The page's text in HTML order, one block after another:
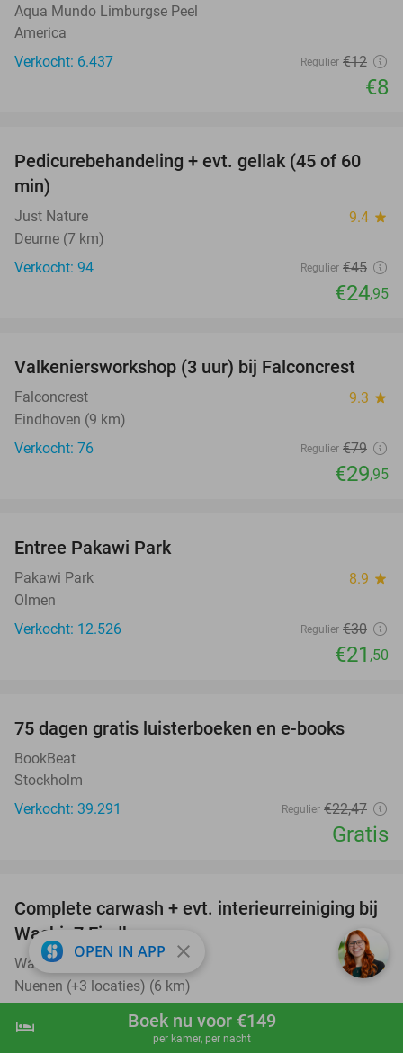
shopping_cart Boek nu
hotel Boek nu voor €149
per kamer, per nacht
Aqua Mundo Limburgse Peel
America
Verkocht: 6.437
Regulier €12
€8
45%
Pedicurebehandeling + evt. gellak (45 of 60
min)
Just Nature 9.4 star
Deurne (7 km)
Verkocht: 94
Regulier €45
€24,95
62%
Valkeniersworkshop (3 uur) bij Falconcrest
Falconcrest 9.3 star
Eindhoven (9 km)
Verkocht: 76
Regulier €79
€29,95
Entree Pakawi Park
Pakawi Park 8.9 star
Olmen
Verkocht: 12.526
Regulier €30
€21 ,50
75 dagen gratis luisterboeken en e-books
BookBeat
Stockholm
Verkocht: 39.291
Regulier €22,47
Gratis
40%
Complete carwash + evt. interieurreiniging bij
Washin7 Eindhoven
Washin7 Eindhoven 9.5star
Nuenen (+3 locaties) (6 km)
OPEN IN APP close